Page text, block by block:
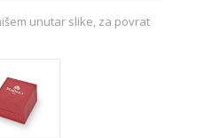
unutar slike, za povrat